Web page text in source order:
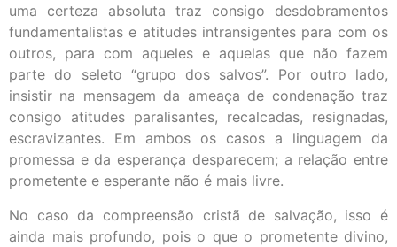
uma certeza absoluta traz consigo desdobramentos
fundamentalistas e atitudes intransigentes para com os
outros, para com aqueles e aquelas que não fazem
parte do seleto “grupo dos salvos”. Por outro lado,
insistir na mensagem da ameaça de condenação traz
consigo atitudes paralisantes, recalcadas, resignadas,
escravizantes. Em ambos os casos a linguagem da
promessa e da esperança desparecem; a relação entre
prometente e esperante não é mais livre.
No caso da compreensão cristã de salvação, isso é
ainda mais profundo, pois o que o prometente divino,